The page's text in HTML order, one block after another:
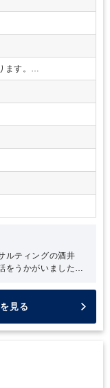
す。
当者より連絡いたし
ルティングの酒井
をうかがいました。
近い距離で支援をし
る “中堅・中小企
る”を体現すべく取
様のお話の中で、
・中堅企業にとっ
のやり取りが主流
見る